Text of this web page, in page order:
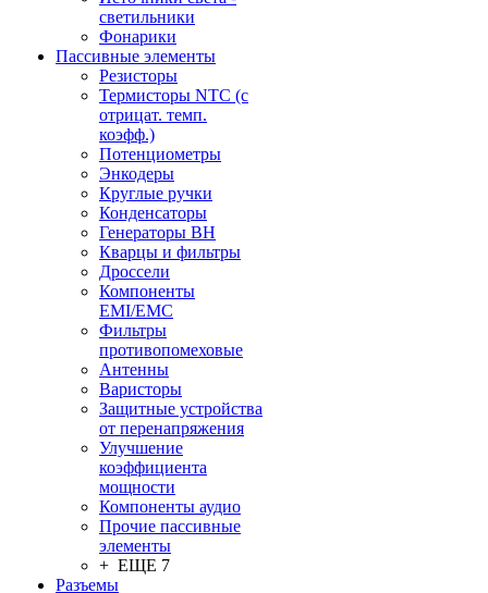
светильники
Фонарики
Пассивные элементы
Резисторы
Термисторы NTC (с
отрицат. темп.
коэфф.)
Потенциометры
Энкодеры
Круглые ручки
Конденсаторы
Генераторы ВН
Кварцы и фильтры
Дроссели
Компоненты
EMI/EMC
Фильтры
противопомеховые
Антенны
Варисторы
Защитные устройства
от перенапряжения
Улучшение
коэффициента
мощности
Компоненты аудио
Прочие пассивные
элементы
+ ЕЩЕ 7
Разъeмы